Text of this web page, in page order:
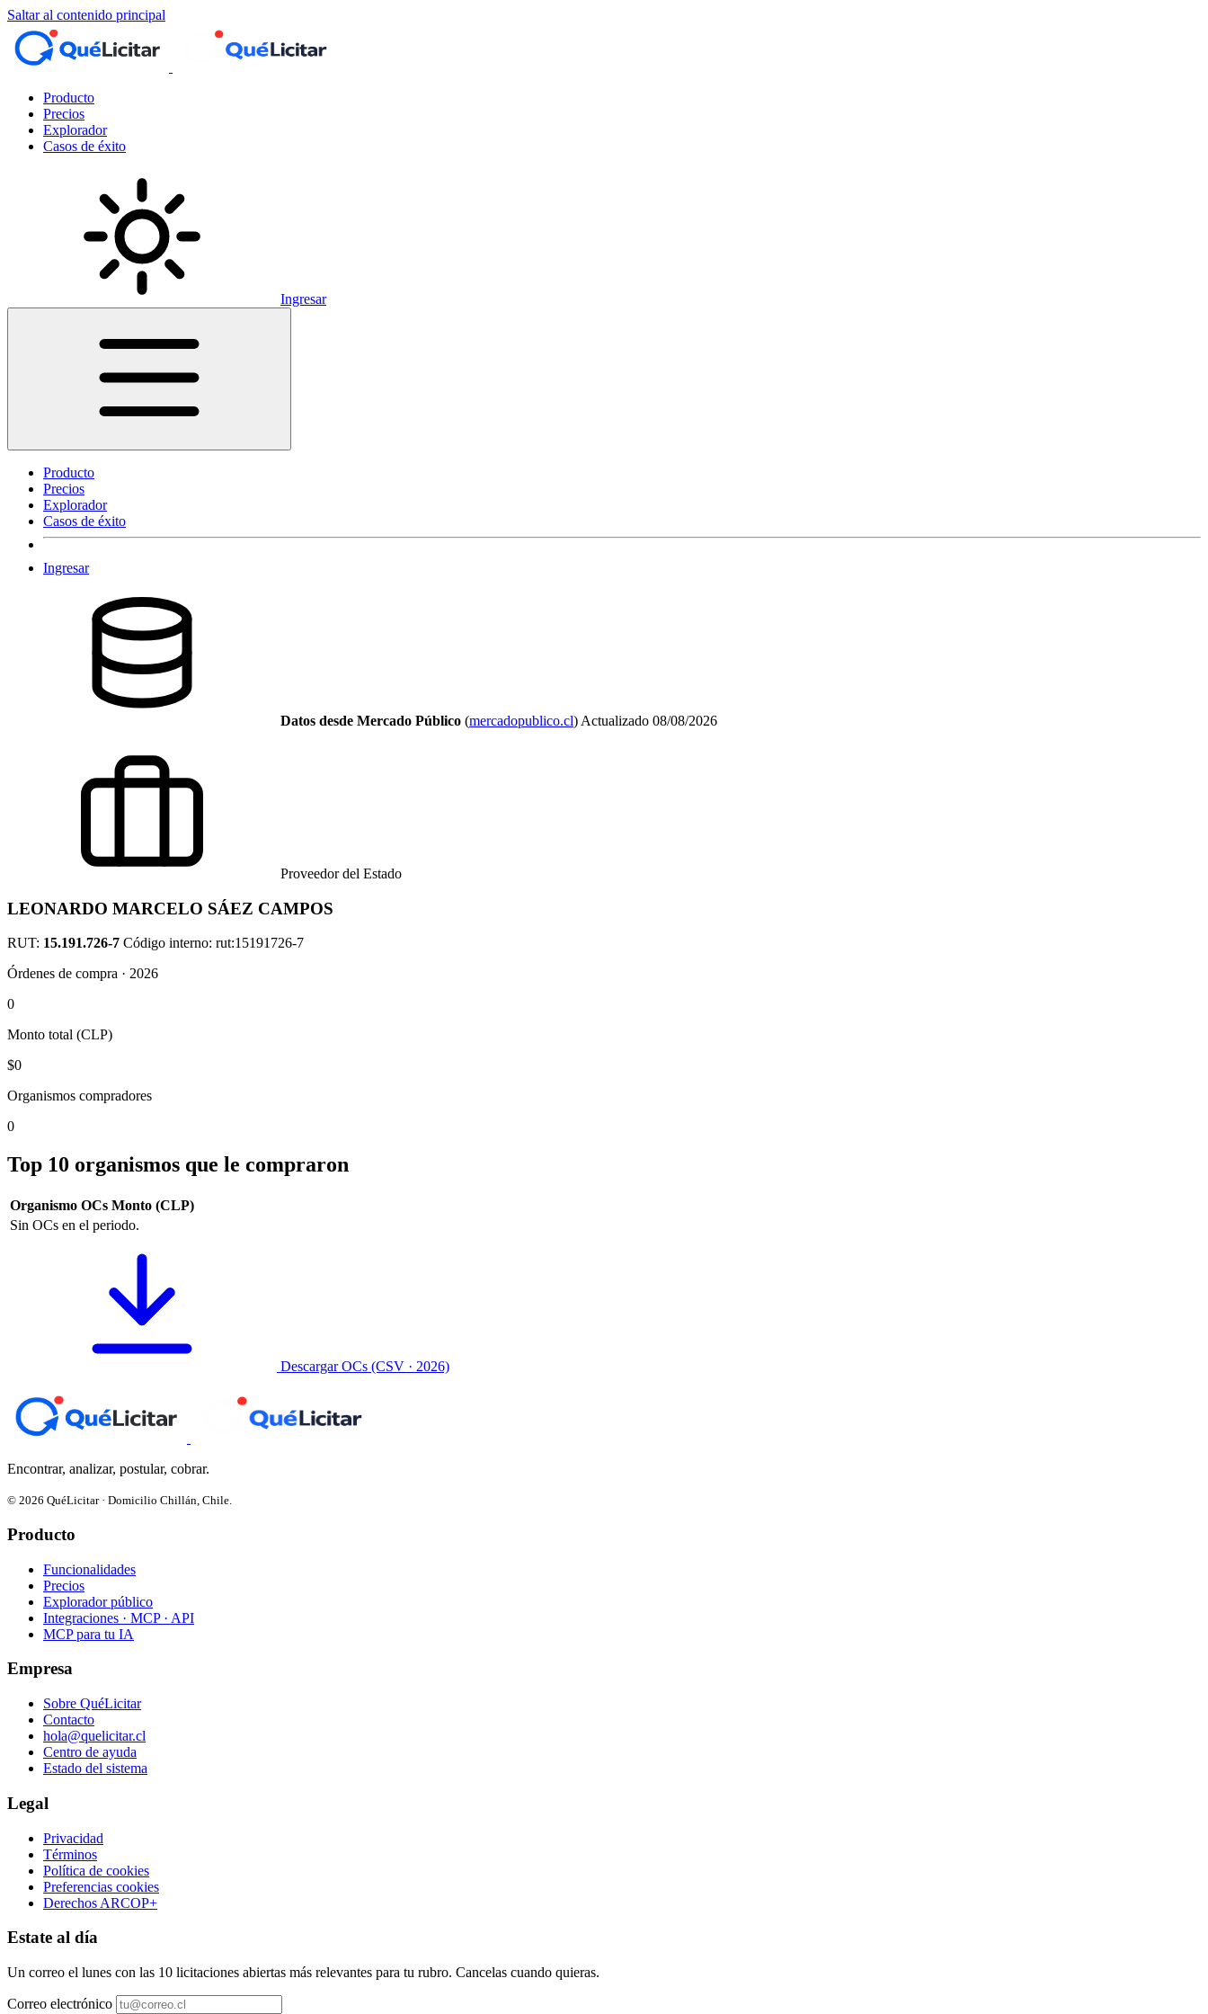
Saltar al contenido principal
Producto
Precios
Explorador
Casos de éxito
Ingresar
Producto
Precios
Explorador
Casos de éxito
Ingresar
Datos desde Mercado Público (mercadopublico.cl) Actualizado 08/08/2026
Proveedor del Estado
LEONARDO MARCELO SÁEZ CAMPOS
RUT: 15.191.726-7 Código interno: rut:15191726-7
Órdenes de compra · 2026
0
Monto total (CLP)
$0
Organismos compradores
0
Top 10 organismos que le compraron
Organismo OCs Monto (CLP)
Sin OCs en el periodo.
Descargar OCs (CSV · 2026)
Encontrar, analizar, postular, cobrar.
© 2026 QuéLicitar · Domicilio Chillán, Chile.
Producto
Funcionalidades
Precios
Explorador público
Integraciones · MCP · API
MCP para tu IA
Empresa
Sobre QuéLicitar
Contacto
hola@quelicitar.cl
Centro de ayuda
Estado del sistema
Legal
Privacidad
Términos
Política de cookies
Preferencias cookies
Derechos ARCOP+
Estate al día
Un correo el lunes con las 10 licitaciones abiertas más relevantes para tu rubro. Cancelas cuando quieras.
Correo electrónico